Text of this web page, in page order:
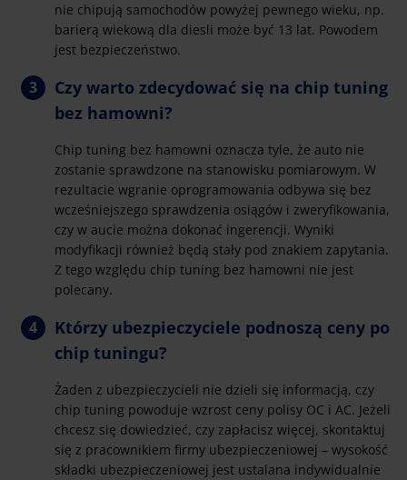
nie chipują samochodów powyżej pewnego wieku, np.
barierą wiekową dla diesli może być 13 lat. Powodem
jest bezpieczeństwo.
Czy warto zdecydować się na chip tuning
bez hamowni?
Chip tuning bez hamowni oznacza tyle, że auto nie
zostanie sprawdzone na stanowisku pomiarowym. W
rezultacie wgranie oprogramowania odbywa się bez
wcześniejszego sprawdzenia osiągów i zweryfikowania,
czy w aucie można dokonać ingerencji. Wyniki
modyfikacji również będą stały pod znakiem zapytania.
Z tego względu chip tuning bez hamowni nie jest
polecany.
Którzy ubezpieczyciele podnoszą ceny po
chip tuningu?
Żaden z ubezpieczycieli nie dzieli się informacją, czy
chip tuning powoduje wzrost ceny polisy OC i AC. Jeżeli
chcesz się dowiedzieć, czy zapłacisz więcej, skontaktuj
się z pracownikiem firmy ubezpieczeniowej – wysokość
składki ubezpieczeniowej jest ustalana indywidualnie